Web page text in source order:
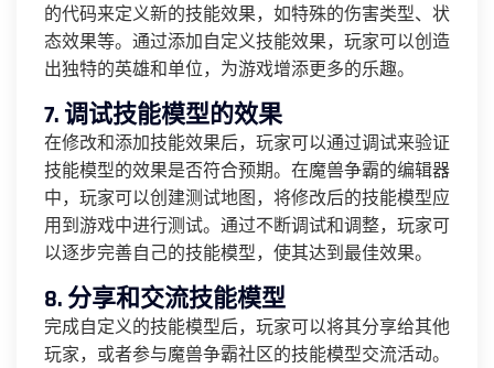
的代码来定义新的技能效果，如特殊的伤害类型、状
态效果等。通过添加自定义技能效果，玩家可以创造
出独特的英雄和单位，为游戏增添更多的乐趣。
7. 调试技能模型的效果
在修改和添加技能效果后，玩家可以通过调试来验证
技能模型的效果是否符合预期。在魔兽争霸的编辑器
中，玩家可以创建测试地图，将修改后的技能模型应
用到游戏中进行测试。通过不断调试和调整，玩家可
以逐步完善自己的技能模型，使其达到最佳效果。
8. 分享和交流技能模型
完成自定义的技能模型后，玩家可以将其分享给其他
玩家，或者参与魔兽争霸社区的技能模型交流活动。